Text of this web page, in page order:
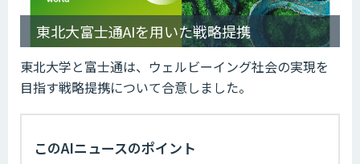
東北大富士通AIを用いた戦略提携
東北大学と富士通は、ウェルビーイング社会の実現を
目指す戦略提携について合意しました。
このAIニュースのポイント